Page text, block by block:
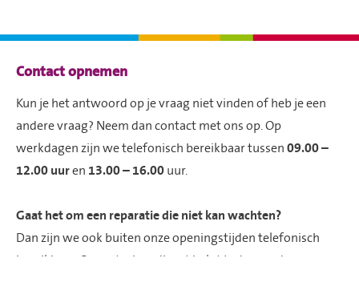
Contactinformatie
Contact opnemen
Kun je het antwoord op je vraag niet vinden of heb je een
andere vraag? Neem dan contact met ons op. Op
werkdagen zijn we telefonisch bereikbaar tussen 09.00 –
12.00 uuren 13.00 – 16.00 uur.
Gaat het om een reparatie die niet kan wachten?
Dan zijn we ook buiten onze openingstijden telefonisch
bereikbaar. Onze storingsdienst helpt je dan verder.